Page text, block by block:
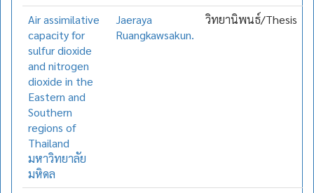
Air assimilative
capacity for
sulfur dioxide
and nitrogen
dioxide in the
Eastern and
Southern
regions of
Thailand
มหาวิทยาลัย
มหิดล
Jaeraya
Ruangkawsakun.
วิทยานิพนธ์/Thesis